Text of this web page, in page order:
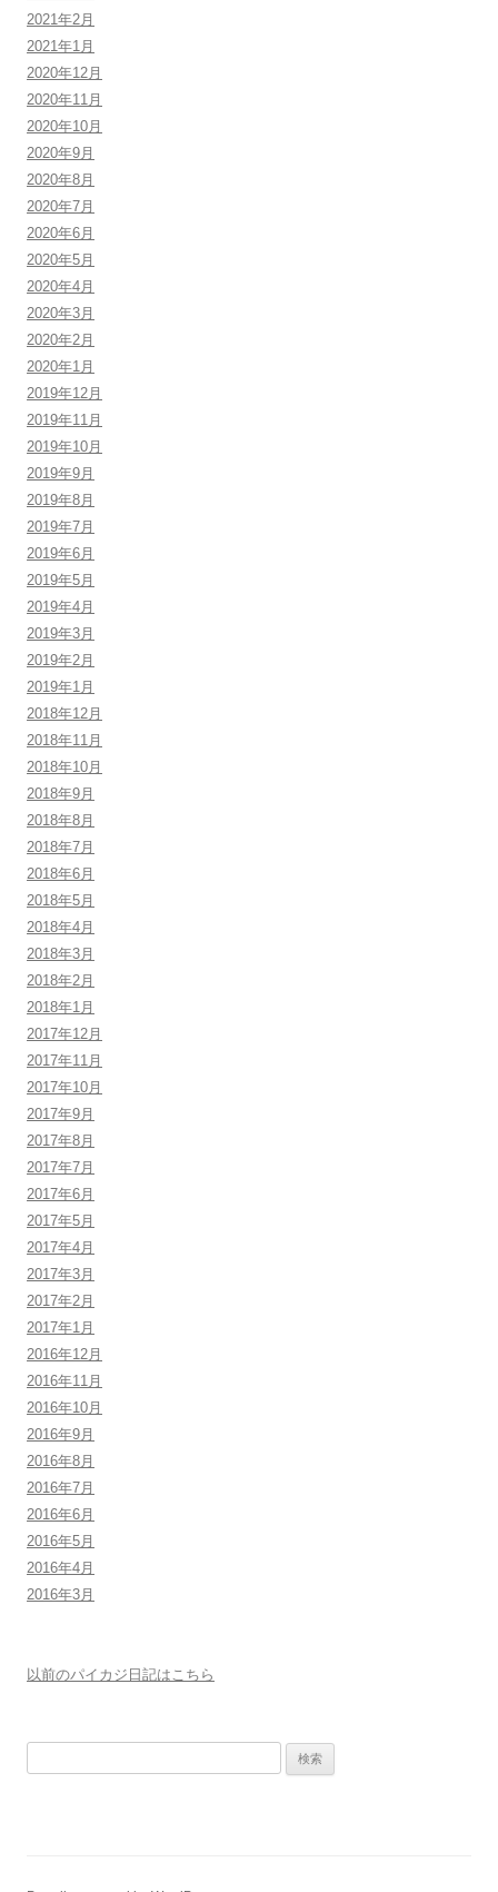
2021年2月
2021年1月
2020年12月
2020年11月
2020年10月
2020年9月
2020年8月
2020年7月
2020年6月
2020年5月
2020年4月
2020年3月
2020年2月
2020年1月
2019年12月
2019年11月
2019年10月
2019年9月
2019年8月
2019年7月
2019年6月
2019年5月
2019年4月
2019年3月
2019年2月
2019年1月
2018年12月
2018年11月
2018年10月
2018年9月
2018年8月
2018年7月
2018年6月
2018年5月
2018年4月
2018年3月
2018年2月
2018年1月
2017年12月
2017年11月
2017年10月
2017年9月
2017年8月
2017年7月
2017年6月
2017年5月
2017年4月
2017年3月
2017年2月
2017年1月
2016年12月
2016年11月
2016年10月
2016年9月
2016年8月
2016年7月
2016年6月
2016年5月
2016年4月
2016年3月
以前のパイカジ日記はこちら